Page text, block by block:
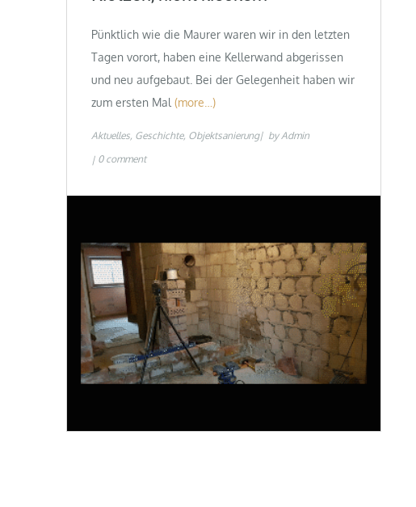
Pünktlich wie die Maurer waren wir in den letzten
Tagen vorort, haben eine Kellerwand abgerissen
und neu aufgebaut. Bei der Gelegenheit haben wir
zum ersten Mal (more…)
Aktuelles Geschichte Objektsanierung by Admin
0 comment